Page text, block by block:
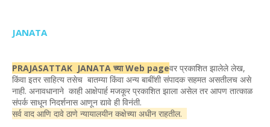
JANATA
PRAJASATTAK JANATA च्या Web pageवर प्रकाशित झालेले लेख,
किंवा इतर साहित्य तसेच बातम्या किंवा अन्य बाबींशी संपादक सहमत असतीलच असे
नाही. अनावधानाने काही आक्षेपार्ह मजकूर प्रकाशित झाला असेल तर आपण तात्काळ
संपर्क साधून निदर्शनास आणून द्यावे ही विनंती.
सर्व वाद आणि दावे ठाणे न्यायालयीन कक्षेच्या अधीन राहतील.